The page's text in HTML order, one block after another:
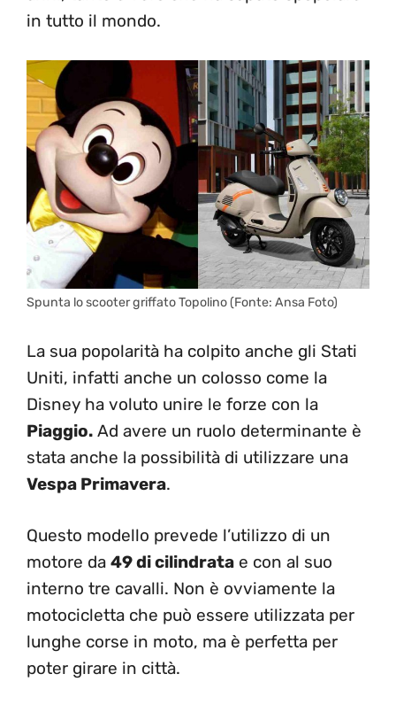
in tutto il mondo.
Spunta lo scooter griffato Topolino (Fonte: Ansa Foto)
La sua popolarità ha colpito anche gli Stati
Uniti, infatti anche un colosso come la
Disney ha voluto unire le forze con la
Piaggio. Ad avere un ruolo determinante è
stata anche la possibilità di utilizzare una
Vespa Primavera.
Questo modello prevede l’utilizzo di un
motore da 49 di cilindrata e con al suo
interno tre cavalli. Non è ovviamente la
motocicletta che può essere utilizzata per
lunghe corse in moto, ma è perfetta per
poter girare in città.